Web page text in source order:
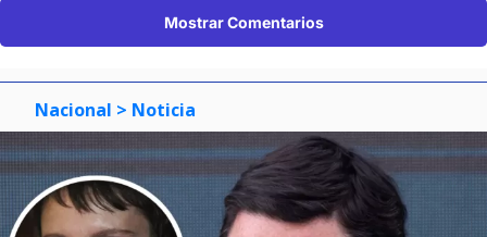
Mostrar Comentarios
Nacional > Noticia